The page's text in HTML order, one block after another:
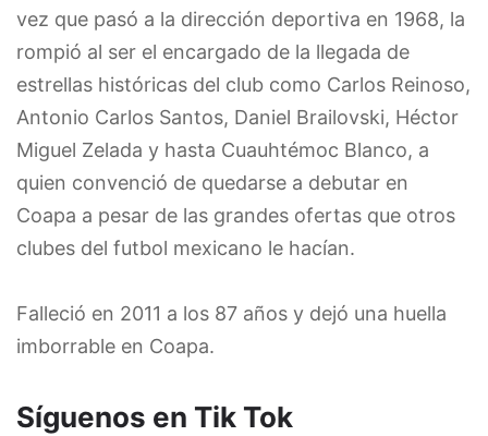
vez que pasó a la dirección deportiva en 1968, la
rompió al ser el encargado de la llegada de
estrellas históricas del club como Carlos Reinoso,
Antonio Carlos Santos, Daniel Brailovski, Héctor
Miguel Zelada y hasta Cuauhtémoc Blanco, a
quien convenció de quedarse a debutar en
Coapa a pesar de las grandes ofertas que otros
clubes del futbol mexicano le hacían.
Falleció en 2011 a los 87 años y dejó una huella
imborrable en Coapa.
Síguenos en Tik Tok